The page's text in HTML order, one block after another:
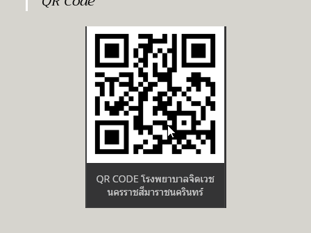
พนักงาน
เภสัชกรรม
อัตรา
ตำแหน่ง
ช่วย
เหลือ
คนไข้
(ม3,
ม.6)
อัตรา
ค่า
ประจำ
ปีงบประมาณ
2567